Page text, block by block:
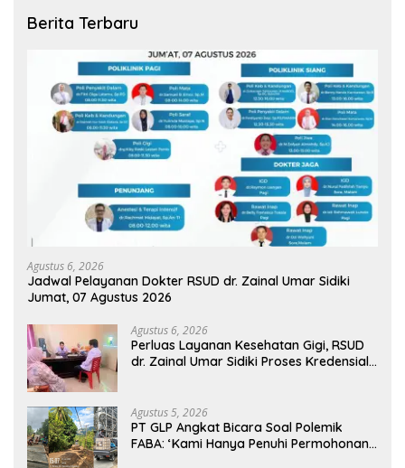
Berita Terbaru
Agustus 6, 2026
Jadwal Pelayanan Dokter RSUD dr. Zainal Umar Sidiki
Jumat, 07 Agustus 2026
Agustus 6, 2026
Perluas Layanan Kesehatan Gigi, RSUD
dr. Zainal Umar Sidiki Proses Kredensial
Agustus 5, 2026
PT GLP Angkat Bicara Soal Polemik
FABA: ‘Kami Hanya Penuhi Permohonan